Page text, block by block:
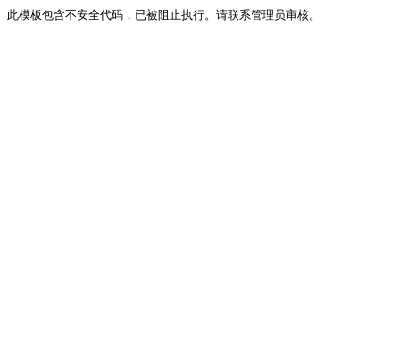
此模板包含不安全代码，已被阻止执行。请联系管理员审核。